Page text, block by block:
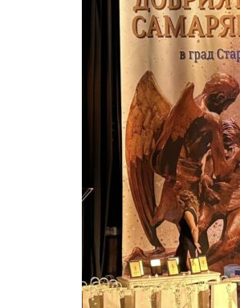
пътешествия|
мода|
събития|
кухня|
реклама|
минало|